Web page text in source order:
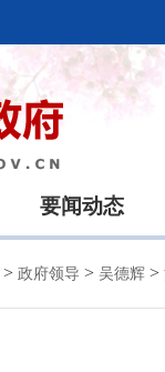
要闻动态
> 政府领导 > 吴德辉 >